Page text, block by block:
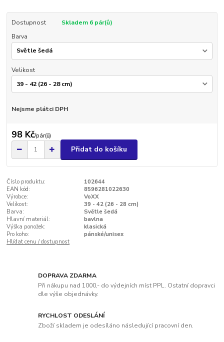
Dostupnost
Skladem 6 pár(ů)
Barva
Velikost
Nejsme plátci DPH
98 Kč/pár(ů)
Přidat do košíku
Číslo produktu:
102644
EAN kód:
8596281022630
Výrobce:
VoXX
Velikost:
39 - 42 (26 - 28 cm)
Barva:
Světle šedá
Hlavní materiál:
bavlna
Výška ponožek:
klasická
Pro koho:
pánské/unisex
Hlídat cenu / dostupnost
DOPRAVA ZDARMA
Při nákupu nad 1000,- do výdejních míst PPL. Ostatní dopravci
dle výše objednávky.
RYCHLOST ODESLÁNÍ
Zboží skladem je odesíláno následující pracovní den.